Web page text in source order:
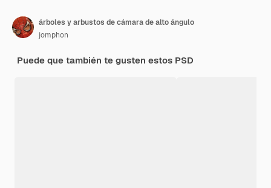
árboles y arbustos de cámara de alto ángulo
jomphon
Puede que también te gusten estos PSD